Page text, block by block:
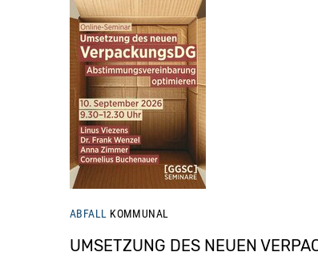
ABFALL KOMMUNAL
UMSETZUNG DES NEUEN